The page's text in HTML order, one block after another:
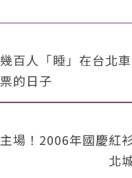
百人「睡」在台北
的日子
場！2006年國慶紅
北